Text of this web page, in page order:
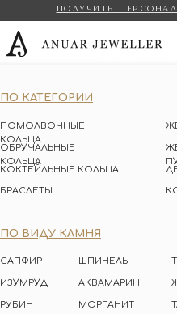
ПОЛУЧИТЬ
ПО КАТЕГОРИИ
ПОМОЛВОЧНЫЕ
КОЛЬЦА
ОБРУЧАЛЬНЫЕ
КОЛЬЦА
КОКТЕЙЛЬНЫЕ КОЛЬЦА
БРАСЛЕТЫ
ПО ВИДУ КАМНЯ
САПФИР
ИЗУМРУД
ШПИНЕЛЬ
РУБИН
АКВАМАРИН
МОРГАНИТ